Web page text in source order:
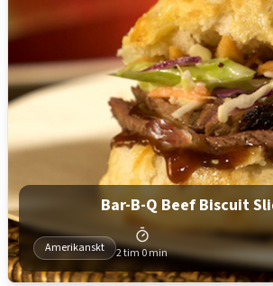
Bar-B-Q Beef Biscuit
Amerikanskt 2 tim 0 min